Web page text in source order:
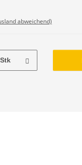
abweichend)
Stk